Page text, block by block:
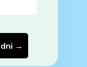
Nem akarok lemaradni →